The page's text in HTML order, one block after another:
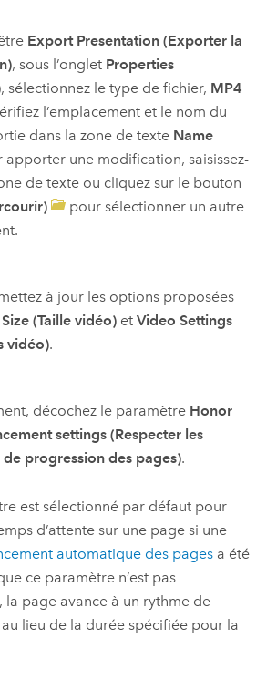
Export Presentation (Exporter la
, sous l’onglet Properties
, sélectionnez le type de fichier, MP4
l’emplacement et le nom du
dans la zone de texte Name
apporter une modification, saisissez-
de texte ou cliquez sur le bouton
pour sélectionner un autre
à jour les options proposées
(Taille vidéo)et Video Settings
vidéo).
décochez le paramètre Honor
settings (Respecter les
progression des pages).
est sélectionné par défaut pour
d’attente sur une page si une
automatique des pagesa été
ce paramètre n’est pas
la page avance à un rythme de
lieu de la durée spécifiée pour la